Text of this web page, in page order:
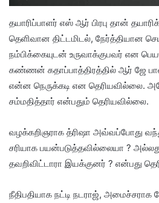
தயாரிப்பாளர் எஸ் ஆர் பிரபு தான்
தெளிவான திட்டமிடல், நேர்த்தியான
நம்பிக்கையுடன் உருவாக்குபவர் என
கண்ணன் கதாப்பாத்திரத்தில் ஆர் ஜே
என்ன நெருக்கடி என தெரியவில்லை.
சம்மதித்தார் என்பதும் தெரியவில்லை.
வழக்கறிஞராக த்ரிஷா அவ்வப்போது
சரியாக பயன்படுத்தவில்லையா ?
தவறிவிட்டாரா இயக்குனர் ? என்பது
நீதிபதியாக நட்டி நடராஜ், அமைச்சராக